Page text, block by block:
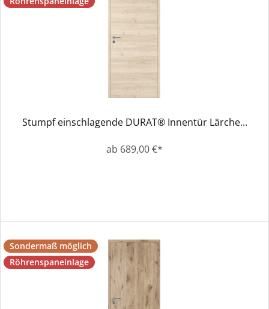
Stumpf einschlagende DURAT® Innentür Lärche...
ab 689,00 €*
Sondermaß möglich
Röhrenspaneinlage